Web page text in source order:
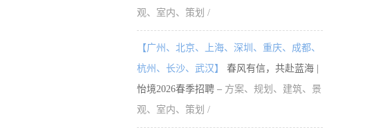
观、室内、策划 /
【广州、北京、上海、深圳、重庆、成都、
杭州、长沙、武汉】
春风有信，共赴蓝海 |
怡境2026春季招聘 – 方案、规划、建筑、景
观、室内、策划 /